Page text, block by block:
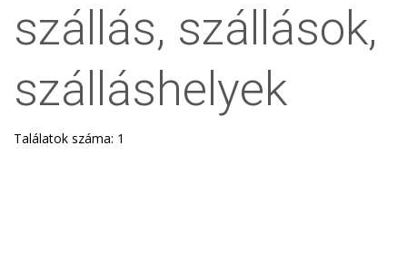
szállás, szállások,
szálláshelyek
Találatok száma: 1